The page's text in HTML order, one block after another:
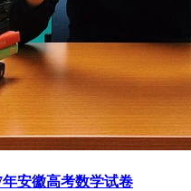
年安徽高考数学试卷